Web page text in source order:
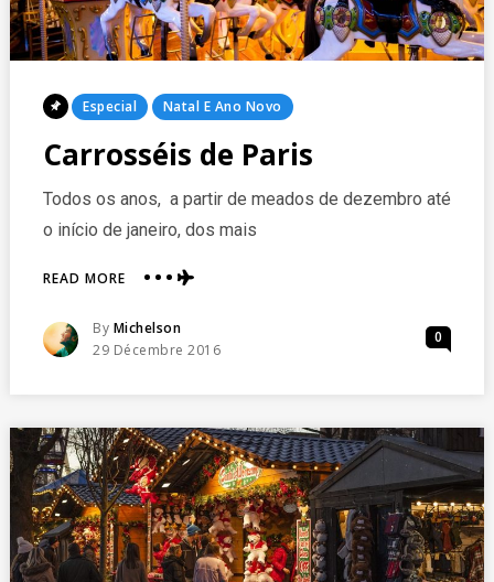
Posted
Especial Natal E Ano Novo
Carrosséis de Paris
Todos os anos, a partir de meados de dezembro até
o início de janeiro, dos mais
READ MOREABOUT
DE
PARIS
Posted
By Michelson
Posted
29 Décembre 2016
0